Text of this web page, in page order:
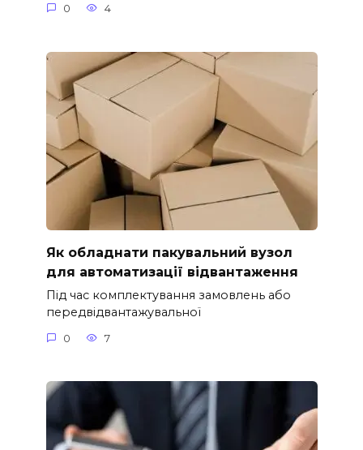
0 4
Як обладнати пакувальний вузол
для автоматизації відвантаження
Під час комплектування замовлень або
передвідвантажувальної
0 7